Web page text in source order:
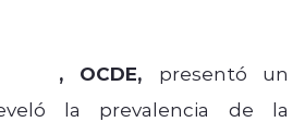
, OCDE, presentó un
la prevalencia de la